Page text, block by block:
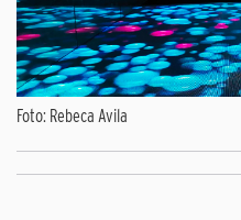
Foto: Rebeca Avila